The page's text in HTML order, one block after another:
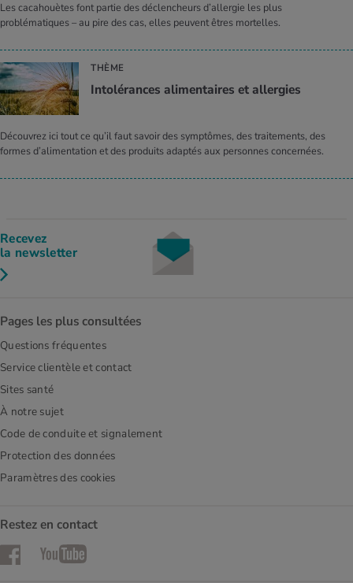
Les cacahouètes font partie des déclencheurs d’allergie les plus
problématiques – au pire des cas, elles peuvent êtres mortelles.
THÈME
Intolérances alimentaires et allergies
Découvrez ici tout ce qu’il faut savoir des symptômes, des traitements, des
formes d’alimentation et des produits adaptés aux personnes concernées.
Recevez
la newsletter
Pages les plus consultées
Questions fréquentes
Service clientèle et contact
Sites santé
À notre sujet
Code de conduite et signalement
Protection des données
Paramètres des cookies
Restez en contact
FacebookYouTube